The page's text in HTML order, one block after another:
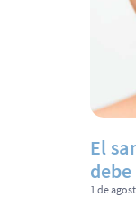
El
1 de